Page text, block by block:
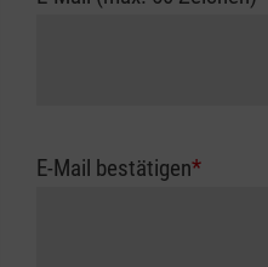
E-Mail bestätigen*